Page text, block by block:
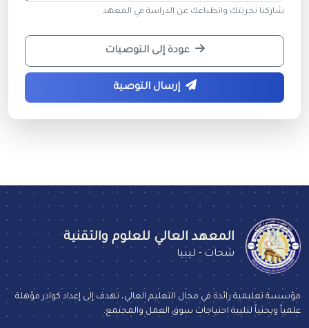
شاركنا تجربتك وانطباعك عن الدراسة في المعهد
عودة إلى التوصيات
إرسال التوصية
المعهد العالي للعلوم والتقنية
شحات - ليبيا
مؤسسة تعليمية رائدة في مجال التعليم العالي، تهدف إلى إعداد كوادر مؤهلة
علمياً وبحثياً لتلبية احتياجات سوق العمل والمجتمع.